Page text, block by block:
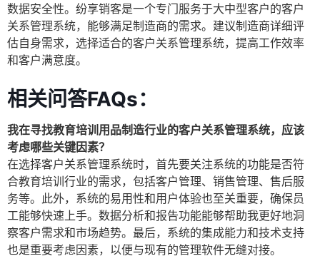
数据安全性。纷享销客是一个专门服务于大中型客户的客户
关系管理系统，能够满足制造商的需求。建议制造商详细评
估自身需求，选择适合的客户关系管理系统，提高工作效率
和客户满意度。
相关问答FAQs：
我在寻找教育培训用品制造行业的客户关系管理系统，应该
考虑哪些关键因素？
在选择客户关系管理系统时，首先要关注系统的功能是否符
合教育培训行业的需求，包括客户管理、销售管理、售后服
务等。此外，系统的易用性和用户体验也至关重要，确保员
工能够快速上手。数据分析和报告功能能够帮助我更好地洞
察客户需求和市场趋势。最后，系统的集成能力和技术支持
也是重要考虑因素，以便与现有的管理软件无缝对接。